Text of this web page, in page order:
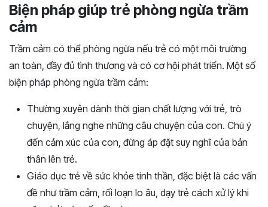
Biện pháp giúp trẻ phòng ngừa trầm
cảm
Trầm cảm có thể phòng ngừa nếu trẻ có một môi trường
an toàn, đầy đủ tình thương và có cơ hội phát triển. Một số
biện pháp phòng ngừa trầm cảm:
Thường xuyên dành thời gian chất lượng với trẻ, trò
chuyện, lắng nghe những câu chuyện của con. Chú ý
đến cảm xúc của con, đừng áp đặt suy nghĩ của bản
thân lên trẻ.
Giáo dục trẻ về sức khỏe tinh thần, đặc biệt là các vấn
đề như trầm cảm, rối loạn lo âu, dạy trẻ cách xử lý khi